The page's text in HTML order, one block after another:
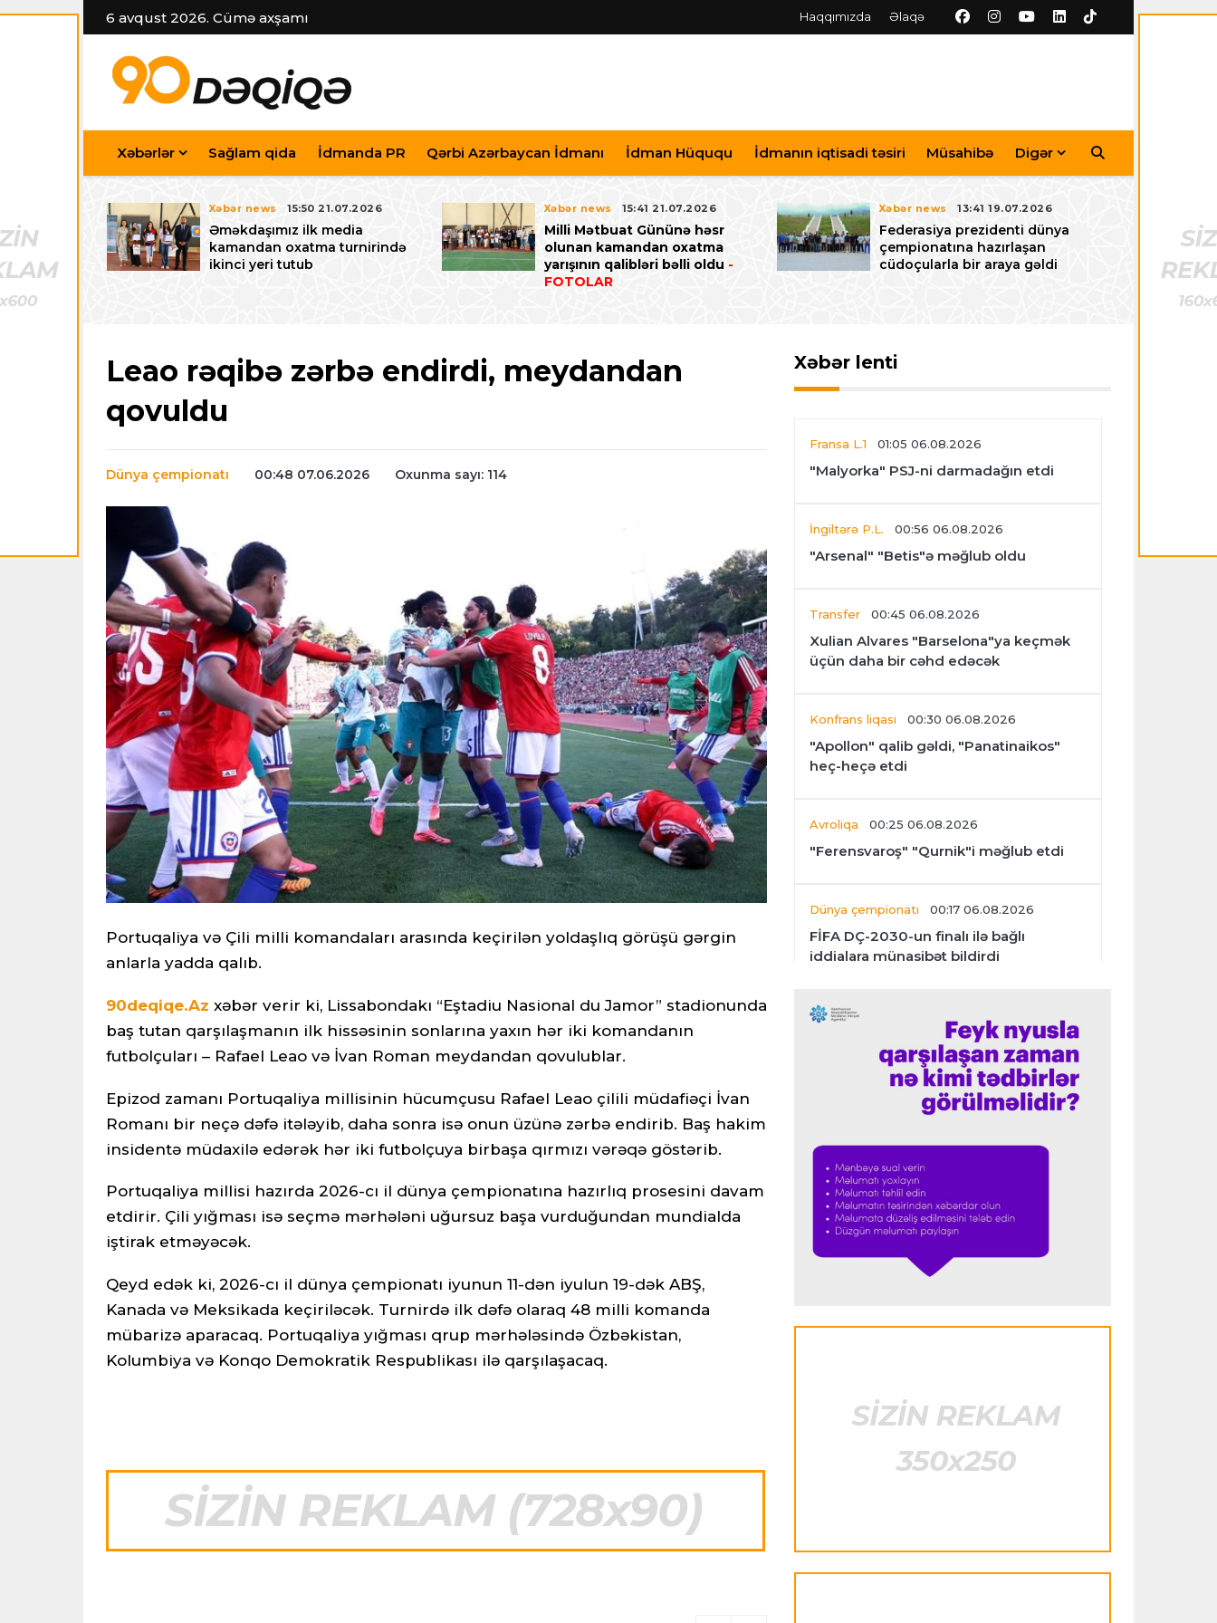
6 avqust 2026. Cümə axşamı Haqqımızda Əlaqə
Xəbərlər Sağlam qida İdmanda PR Qərbi Azərbaycan İdmanı İdman Hüququ İdmanın iqtisadi təsiri Müsahibə Digər
U-15
festivalı ilə
Xəbər news 15:50 21.07.2026
Əməkdaşımız ilk media
kamandan oxatma turnirində
ikinci yeri tutub
Xəbər news 15:41 21.07.2026
Milli Mətbuat Gününə həsr
olunan kamandan oxatma
yarışının qalibləri bəlli oldu -
FOTOLAR
Xəbər news 13:41 19.07.2026
Federasiya prezidenti dünya
çempionatına hazırlaşan
cüdoçularla bir araya gəldi
Leao rəqibə zərbə endirdi, meydandan
qovuldu
Dünya çempionatı 00:48 07.06.2026 Oxunma sayı: 114
Portuqaliya və Çili milli komandaları arasında keçirilən yoldaşlıq görüşü gərgin
anlarla yadda qalıb.
90deqiqe.Az xəbər verir ki, Lissabondakı “Eştadiu Nasional du Jamor” stadionunda
baş tutan qarşılaşmanın ilk hissəsinin sonlarına yaxın hər iki komandanın
futbolçuları – Rafael Leao və İvan Roman meydandan qovulublar.
Epizod zamanı Portuqaliya millisinin hücumçusu Rafael Leao çilili müdafiəçi İvan
Romanı bir neçə dəfə itələyib, daha sonra isə onun üzünə zərbə endirib. Baş hakim
insidentə müdaxilə edərək hər iki futbolçuya birbaşa qırmızı vərəqə göstərib.
Portuqaliya millisi hazırda 2026-cı il dünya çempionatına hazırlıq prosesini davam
etdirir. Çili yığması isə seçmə mərhələni uğursuz başa vurduğundan mundialda
iştirak etməyəcək.
Qeyd edək ki, 2026-cı il dünya çempionatı iyunun 11-dən iyulun 19-dək ABŞ,
Kanada və Meksikada keçiriləcək. Turnirdə ilk dəfə olaraq 48 milli komanda
mübarizə aparacaq. Portuqaliya yığması qrup mərhələsində Özbəkistan,
Kolumbiya və Konqo Demokratik Respublikası ilə qarşılaşacaq.
Xəbər lenti
Fransa L.1 01:05 06.08.2026
"Malyorka" PSJ-ni darmadağın etdi
İngiltərə P.L. 00:56 06.08.2026
"Arsenal" "Betis"ə məğlub oldu
Transfer 00:45 06.08.2026
Xulian Alvares "Barselona"ya keçmək
üçün daha bir cəhd edəcək
Konfrans liqası 00:30 06.08.2026
"Apollon" qalib gəldi, "Panatinaikos"
heç-heçə etdi
Avroliqa 00:25 06.08.2026
"Ferensvaroş" "Qurnik"i məğlub etdi
Dünya çempionatı 00:17 06.08.2026
FİFA DÇ-2030-un finalı ilə bağlı
iddialara münasibət bildirdi
Transfer
"İnter"in müdafiəçisi üç klubu rədd etdi
00:02 06.08.2026
cavabsız qolla məğlub etdi
İtaliya S.A. 23:59 05.08.2026
"Ümid edirəm ki, Leau "Milan"da
qalacaq"
Transfer 23:50 05.08.2026
"Fiorentina"ya keçir
"Atletiko"nun müdafiəçisi "Aston